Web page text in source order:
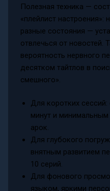
Полезная техника —
«плейлист настроения»:
разные состояния —
отвлечься от новостей.
вероятность нервного
десятком тайтлов в
смешного».
Для коротких
минут и
арок.
Для глубокого
внятным развитием
10 серий.
Для фонового
языком, яркими